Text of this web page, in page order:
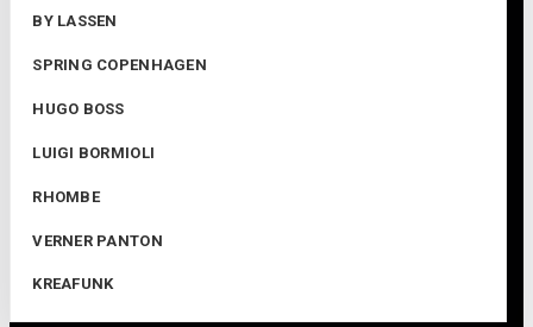
BY LASSEN
SPRING COPENHAGEN
HUGO BOSS
LUIGI BORMIOLI
RHOMBE
VERNER PANTON
KREAFUNK